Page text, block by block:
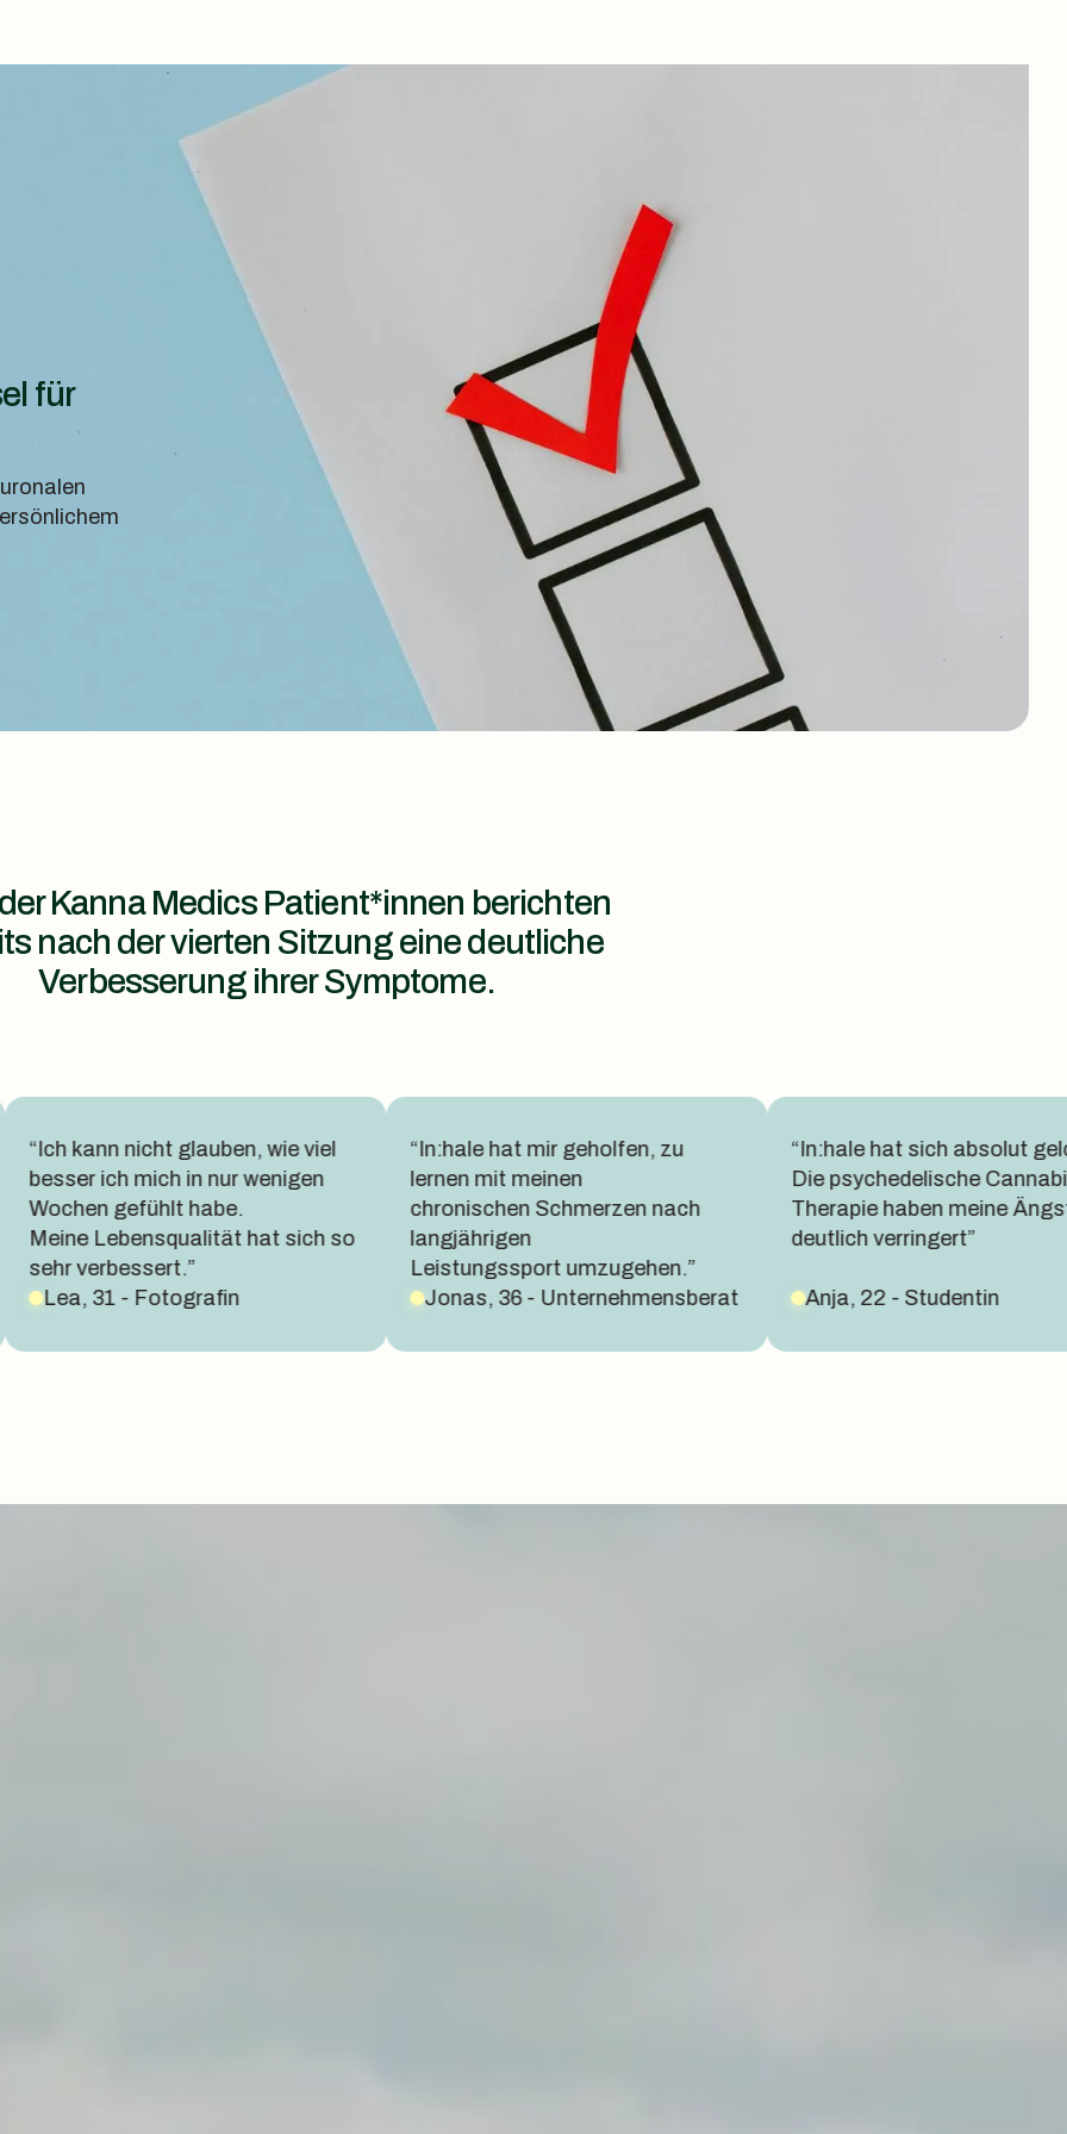
für
Kanna Medics Patient*innen berichten
nach der vierten Sitzung eine deutliche
Verbesserung ihrer Symptome.
“In:hale hat mir geholfen, zu
lernen mit meinen
chronischen Schmerzen nach
langjährigen
Leistungssport umzugehen.”
Jonas, 36 - Unternehmensberat
“In:hale hat sich absolut gelohnt.
Die psychedelische Cannabis
Therapie haben meine Ängste
deutlich verringert”
Anja, 22 - Studentin
“Ich habe Gewohnheiten
entwickelt, die mein
unterstützen und
ich für den Rest meines
Nicole, 47 -